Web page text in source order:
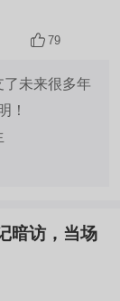
79
未来很多年
！